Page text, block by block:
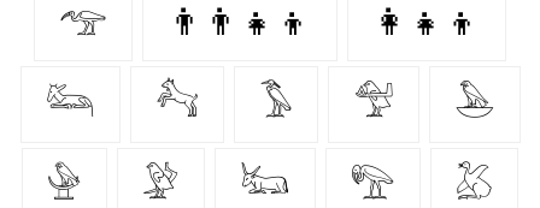
𓅠 👨‍👨‍👧‍👦 👩‍👧‍👦
𓃛 𓃚 𓅣 𓅵 𓅅
𓅈 𓅶 𓃜 𓅟 𓅷